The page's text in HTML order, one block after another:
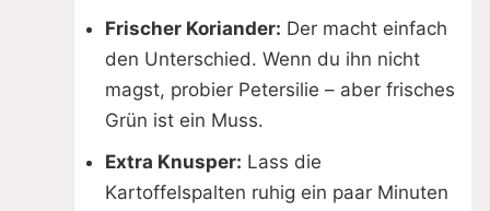
Frischer Koriander: Der macht einfach
den Unterschied. Wenn du ihn nicht
magst, probier Petersilie – aber frisches
Grün ist ein Muss.
Extra Knusper: Lass die
Kartoffelspalten ruhig ein paar Minuten